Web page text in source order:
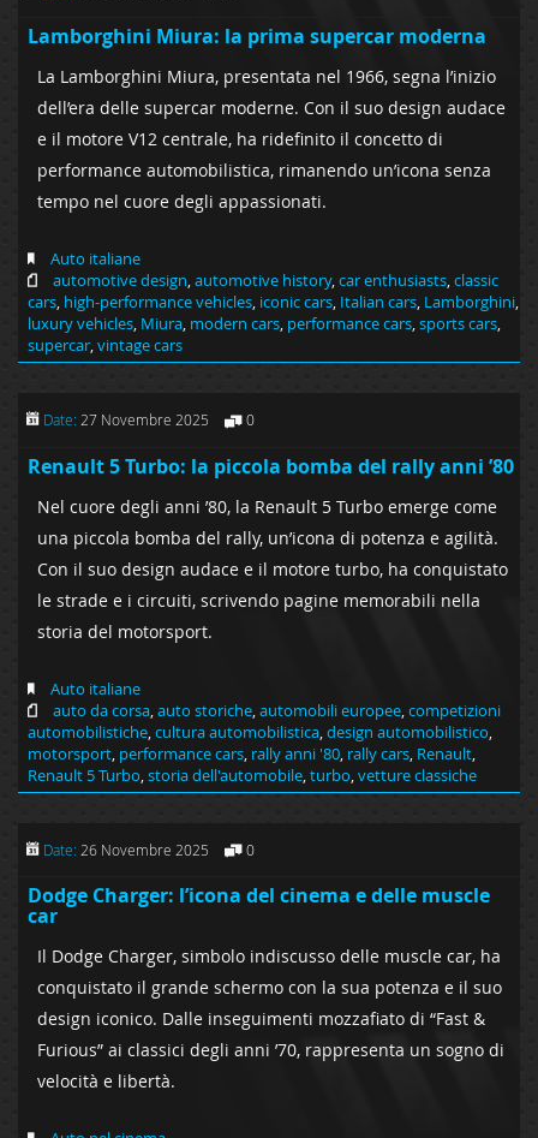
Lamborghini Miura: la prima supercar moderna
La Lamborghini Miura, presentata nel 1966, segna l’inizio
dell’era delle supercar moderne. Con il suo design audace
e il motore V12 centrale, ha ridefinito il concetto di
performance automobilistica, rimanendo un’icona senza
tempo nel cuore degli appassionati.
Auto italiane
automotive design,automotive history,car enthusiasts,classic
cars, high-performance vehicles, iconic cars, Italian cars, Lamborghini,
luxury vehicles, Miura, modern cars, performance cars,sports cars,
supercar,vintage cars
Date: 27 Novembre 2025 0
Renault 5 Turbo: la piccola bomba del rally anni ’80
Nel cuore degli anni ’80, la Renault 5 Turbo emerge come
una piccola bomba del rally, un’icona di potenza e agilità.
Con il suo design audace e il motore turbo, ha conquistato
le strade e i circuiti, scrivendo pagine memorabili nella
storia del motorsport.
Auto italiane
auto da corsa auto storiche automobili europee competizioni
automobilistiche cultura automobilistica design automobilistico
motorsport performance cars rally anni '80 rally cars Renault
Renault 5 Turbo storia dell'automobile turbo vetture classiche
Date: 26 Novembre 2025 0
Dodge Charger: l’icona del cinema e delle muscle
car
Il Dodge Charger, simbolo indiscusso delle muscle car, ha
conquistato il grande schermo con la sua potenza e il suo
design iconico. Dalle inseguimenti mozzafiato di “Fast &
Furious” ai classici degli anni ’70, rappresenta un sogno di
velocità e libertà.